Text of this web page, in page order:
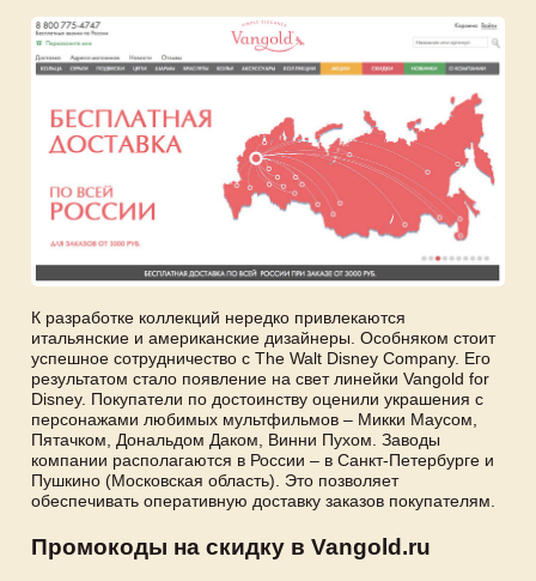
К разработке коллекций нередко привлекаются
итальянские и американские дизайнеры. Особняком стоит
успешное сотрудничество с The Walt Disney Company. Его
результатом стало появление на свет линейки Vangold for
Disney. Покупатели по достоинству оценили украшения с
персонажами любимых мультфильмов – Микки Маусом,
Пятачком, Дональдом Даком, Винни Пухом. Заводы
компании располагаются в России – в Санкт-Петербурге и
Пушкино (Московская область). Это позволяет
обеспечивать оперативную доставку заказов покупателям.
Промокоды на скидку в Vangold.ru